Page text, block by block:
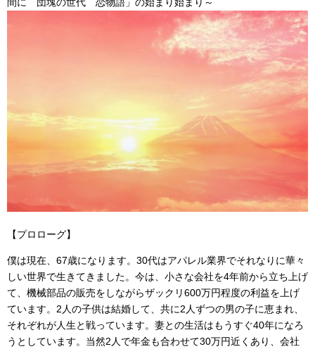
【プロローグ】
僕は現在、67歳になります。30代はアパレル業界でそれなりに華々
しい世界で生きてきました。今は、小さな会社を4年前から立ち上げ
て、機械部品の販売をしながらザックリ600万円程度の利益を上げ
ています。2人の子供は結婚して、共に2人ずつの男の子に恵まれ、
それぞれが人生と戦っています。妻との生活はもうすぐ40年になろ
うとしています。当然2人で年金も合わせて30万円近くあり、会社